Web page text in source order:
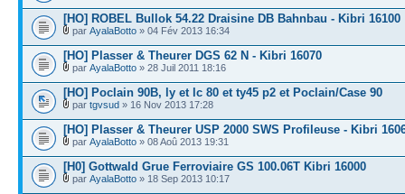
[HO] ROBEL Bullok 54.22 Draisine DB Bahnbau - Kibri 16100
par AyalaBotto » 04 Fév 2013 16:34
[HO] Plasser & Theurer DGS 62 N - Kibri 16070
par AyalaBotto » 28 Juil 2011 18:16
[HO] Poclain 90B, ly et lc 80 et ty45 p2 et Poclain/Case 90
par tgvsud » 16 Nov 2013 17:28
[HO] Plasser & Theurer USP 2000 SWS Profileuse - Kibri
par AyalaBotto » 08 Aoû 2013 19:31
[H0] Gottwald Grue Ferroviaire GS 100.06T Kibri 16000
par AyalaBotto » 18 Sep 2013 10:17